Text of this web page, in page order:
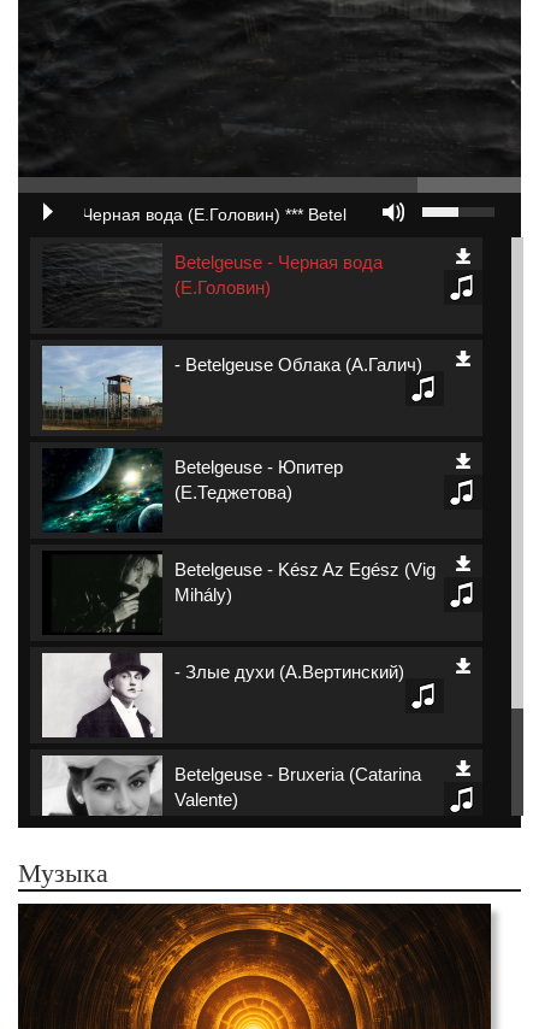
- Черная вода (Е.Головин) *** Betelgeuse - Черная вода
Betelgeuse - Черная вода
(Е.Головин)
- Betelgeuse Облака (А.Галич)
Betelgeuse - Юпитер
(Е.Теджетова)
Betelgeuse - Kész Az Egész (Vig
Mihály)
- Злые духи (А.Вертинский)
Betelgeuse - Bruxeria (Catarina
Valente)
(Шику Буарки)
Музыка